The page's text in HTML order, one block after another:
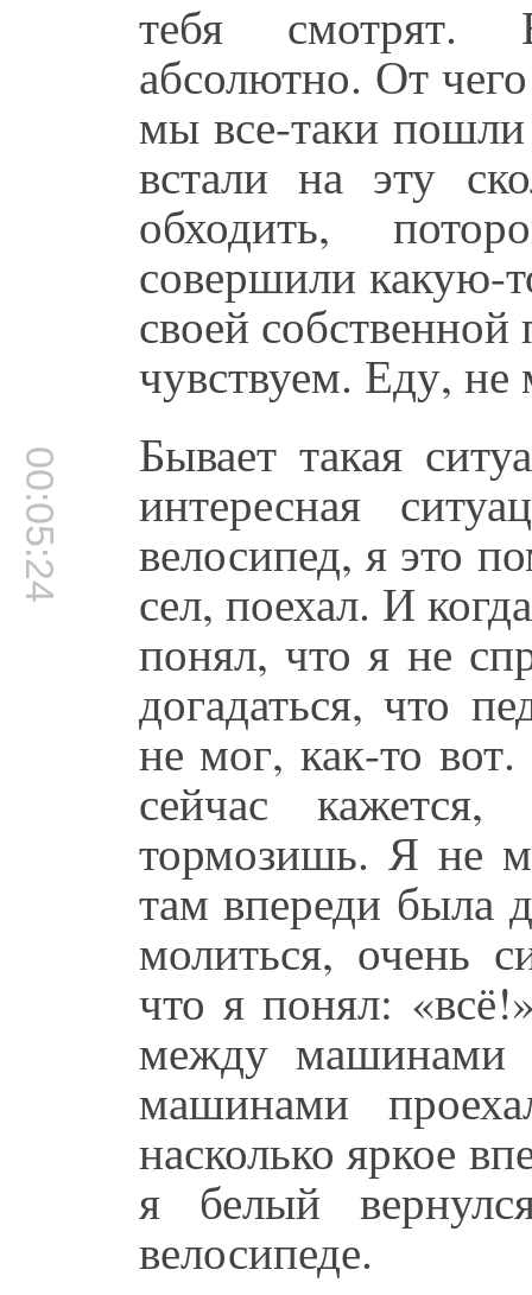
тебя смотрят.
абсолютно. От
мы все-таки
встали на эту
обходить,
совершили какую-
своей
чувствуем. Еду, не
00:05:24 Бывает такая
интересная
велосипед, я это
сел, поехал. И
понял, что я не
догадаться, что
не мог, как-то
сейчас
тормозишь. Я не
там впереди была
молиться, очень
что я понял:
между машинами
машинами
насколько яркое
я белый
велосипеде.